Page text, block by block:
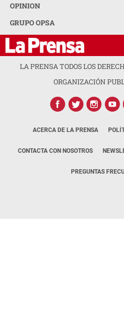
OPINION
GRUPO OPSA
LA PRENSA TODOS LOS
ORGANIZACIÓN
ACERCA DE LA PRENSA
CONTACTA CON NOSOTROS
PREGUNTAS